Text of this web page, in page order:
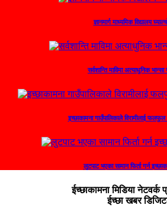
ज्ञानमार्ग माध्यमिक विद्यालय
सर्वशान्ति माविमा अत्याधुनिक
इच्छाकामना गाउँपालिकाले विरामीलाई
लुटपाट भएका सामान फिर्ता गर्न
ईच्छाकामना मिडिया नेटवर्क
ईच्छा खबर